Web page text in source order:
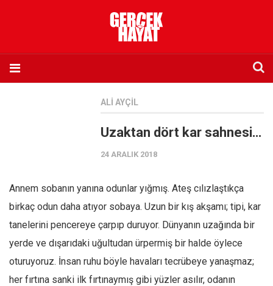
Eksik sayıların temini
Sosyal Medya
Twitter
Facebook
ALI AYÇIL
Uzaktan dört kar sahnesi…
24 ARALIK 2018
Annem sobanın yanına odunlar yığmış. Ateş cılızlaştıkça
birkaç odun daha atıyor sobaya. Uzun bir kış akşamı; tipi, kar
tanelerini pencereye çarpıp duruyor. Dünyanın uzağında bir
yerde ve dışarıdaki uğultudan ürpermiş bir halde öylece
oturuyoruz. İnsan ruhu böyle havaları tecrübeye yanaşmaz;
her fırtına sanki ilk fırtınaymış gibi yüzler asılır, odanın